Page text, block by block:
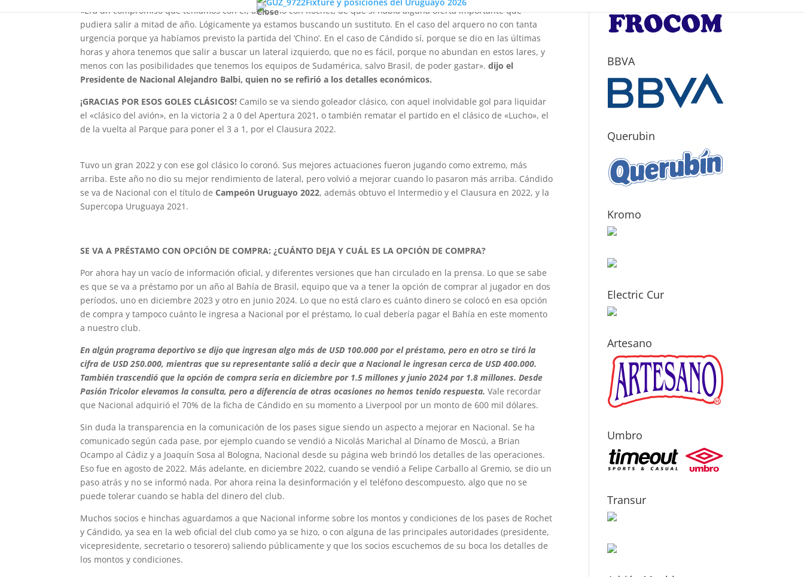
Close
«Era un compromiso que teníamos con él, así como con Rochet, de que si había alguna oferta importante que
pudiera salir a mitad de año. Lógicamente ya estamos buscando un sustituto. En el caso del arquero no con tanta
urgencia porque ya habíamos previsto la partida del ‘Chino’. En el caso de Cándido sí, porque se dio en las últimas
horas y ahora tenemos que salir a buscar un lateral izquierdo, que no es fácil, porque no abundan en estos lares, y
menos con las posibilidades que tenemos los equipos de Sudamérica, salvo Brasil, de poder gastar».dijo el
Presidente de Nacional Alejandro Balbi, quien no se refirió a los detalles económicos.
¡GRACIAS POR ESOS GOLES CLÁSICOS! Camilo se va siendo goleador clásico, con aquel inolvidable gol para liquidar
el «clásico del avión», en la victoria 2 a 0 del Apertura 2021, o también rematar el partido en el clásico de «Lucho», el
de la vuelta al Parque para poner el 3 a 1, por el Clausura 2022.
Tuvo un gran 2022 y con ese gol clásico lo coronó. Sus mejores actuaciones fueron jugando como extremo, más
arriba. Este año no dio su mejor rendimiento de lateral, pero volvió a mejorar cuando lo pasaron más arriba. Cándido
se va de Nacional con el título deCampeón Uruguayo 2022, además obtuvo el Intermedio y el Clausura en 2022, y la
Supercopa Uruguaya 2021.
SE VA A PRÉSTAMO CON OPCIÓN DE COMPRA: ¿CUÁNTO DEJA Y CUÁL ES LA OPCIÓN DE COMPRA?
Por ahora hay un vacío de información oficial, y diferentes versiones que han circulado en la prensa. Lo que se sabe
es que se va a préstamo por un año al Bahía de Brasil, equipo que va a tener la opción de comprar al jugador en dos
períodos, uno en diciembre 2023 y otro en junio 2024. Lo que no está claro es cuánto dinero se colocó en esa opción
de compra y tampoco cuánto le ingresa a Nacional por el préstamo, lo cual debería pagar el Bahía en este momento
a nuestro club.
En algún programa deportivo se dijo que ingresan algo más de USD 100.000 por el préstamo, pero en otro se tiró la
cifra de USD 250.000, mientras que su representante salió a decir que a Nacional le ingresan cerca de USD 400.000.
También trascendió que la opción de compra sería en diciembre por 1.5 millones y junio 2024 por 1.8 millones. Desde
Pasión Tricolor elevamos la consulta, pero a diferencia de otras ocasiones no hemos tenido respuesta. Vale recordar
que Nacional adquirió el 70% de la ficha de Cándido en su momento a Liverpool por un monto de 600 mil dólares.
Sin duda la transparencia en la comunicación de los pases sigue siendo un aspecto a mejorar en Nacional. Se ha
comunicado según cada pase, por ejemplo cuando se vendió a Nicolás Marichal al Dínamo de Moscú, a Brian
Ocampo al Cádiz y a Joaquín Sosa al Bologna, Nacional desde su página web brindó los detalles de las operaciones.
Eso fue en agosto de 2022. Más adelante, en diciembre 2022, cuando se vendió a Felipe Carballo al Gremio, se dio un
paso atrás y no se informó nada. Por ahora reina la desinformación y el teléfono descompuesto, algo que no se
puede tolerar cuando se habla del dinero del club.
Muchos socios e hinchas aguardamos a que Nacional informe sobre los montos y condiciones de los pases de Rochet
y Cándido, ya sea en la web oficial del club como ya se hizo, o con alguna de las principales autoridades (presidente,
vicepresidente, secretario o tesorero) saliendo públicamente y que los socios escuchemos de su boca los detalles de
los montos y condiciones.
BBVA
Querubin
Kromo
Electric Cur
Artesano
Umbro
Transur